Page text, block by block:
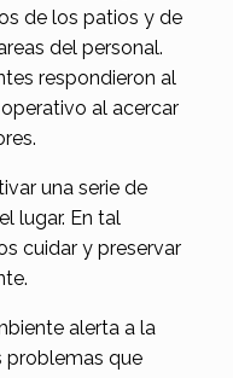
de los patios y de
del personal.
respondieron al
al acercar
una serie de
lugar. En tal
cuidar y preservar
alerta a la
problemas que